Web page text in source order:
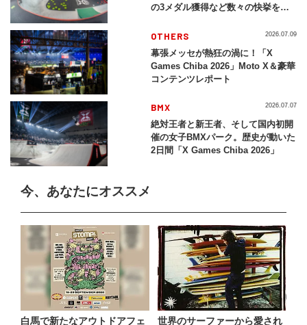
の3メダル獲得など数々の快挙をプ
2026」
OTHERS
幕張メッセが熱狂の渦に！「X
Games Chiba 2026」Moto X＆豪華
コンテンツレポート
2026.07.09
BMX
絶対王者と新王者、そして国内初開
催の女子BMXパーク。歴史が動いた
2日間「X Games Chiba 2026」
2026.07.07
今、あなたにオススメ
白馬で新たなアウトドアフェ 世界のサーファーから愛され